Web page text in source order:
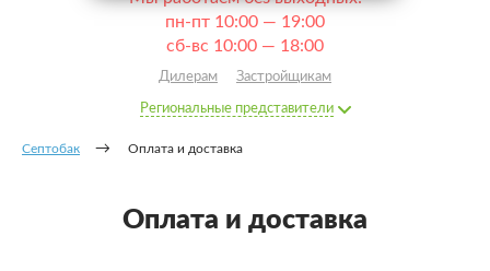
пн-пт 10:00 — 19:00
сб-вс 10:00 — 18:00
Дилерам Застройщикам
Региональные представители
Септобак Оплата и доставка
Оплата и доставка